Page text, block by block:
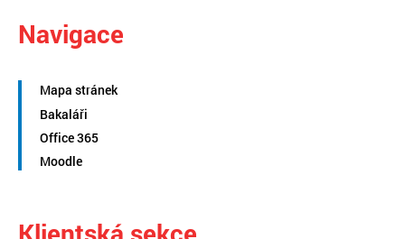
Navigace
Mapa stránek
Bakaláři
Office 365
Moodle